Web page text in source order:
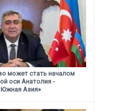
может стать началом
оси Анатолия -
Южная Азия»